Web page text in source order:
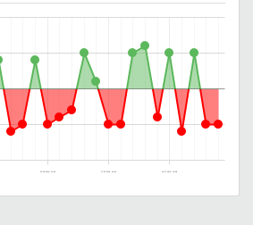
23.04.2016, 21:06 15.05.2016, 14:43 18.12.2016, 14:08